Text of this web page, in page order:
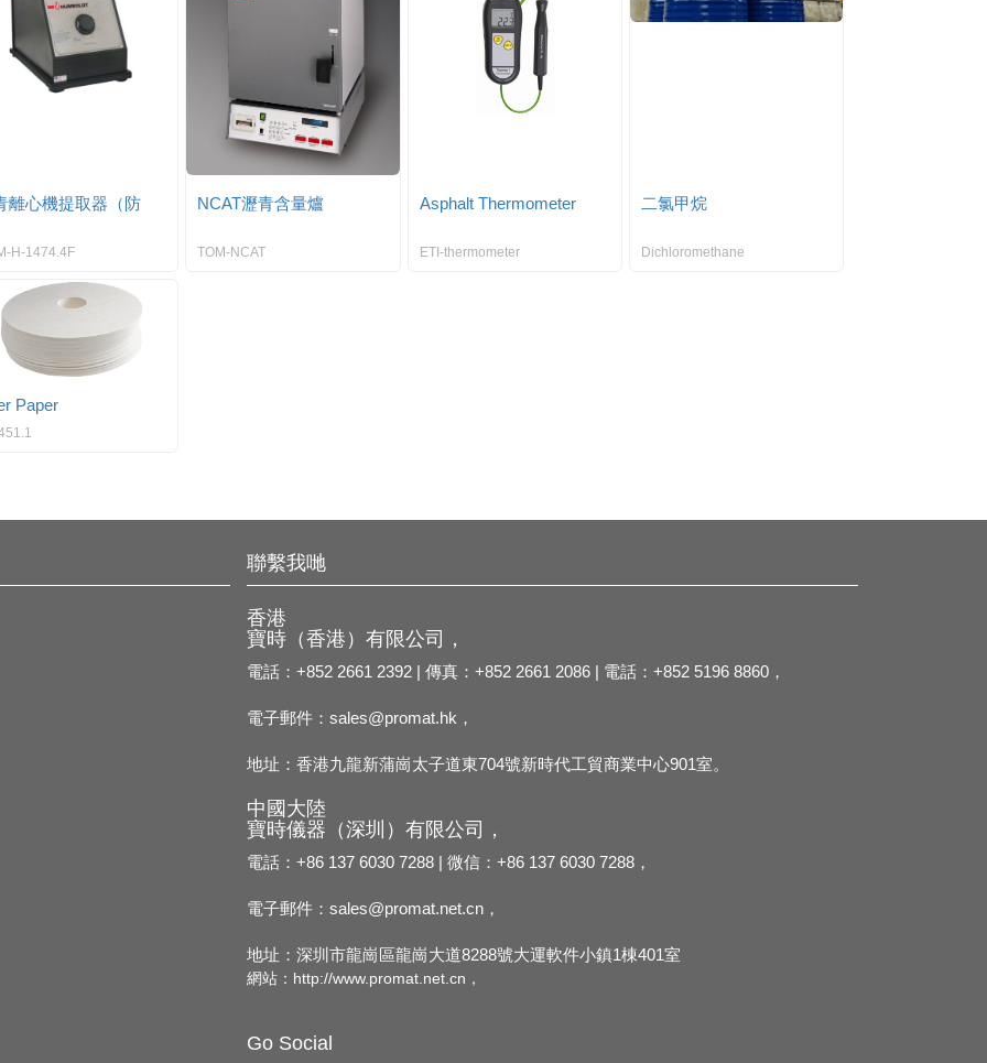
離心機提取器（防
H-1474.4F
NCAT瀝青含量爐
TOM-NCAT
Asphalt Thermometer
ETI-thermometer
二氯甲烷
Dichloromethane
Paper
聯繫我哋
香港
寶時（香港）有限公司，
電話：+852 2661 2392 | 傳真：+852 2661 2086 | 電話：+852 5196 8860，
電子郵件： sales@promat.hk，
地址：香港九龍新蒲崗太子道東704號新時代工貿商業中心901室。
中國大陸
寶時儀器（深圳）有限公司，
電話：+86 137 6030 7288 | 微信：+86 137 6030 7288，
電子郵件： sales@promat.net.cn，
地址：深圳市龍崗區龍崗大道8288號大運軟件小鎮1棟401室
網站： http://www.promat.net.cn，
Go Social